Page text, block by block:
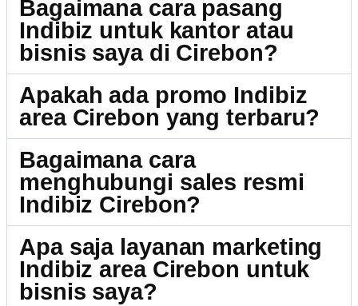
Bagaimana cara pasang
Indibiz untuk kantor atau
bisnis saya di Cirebon?
Apakah ada promo Indibiz
area Cirebon yang terbaru?
Bagaimana cara
menghubungi sales resmi
Indibiz Cirebon?
Apa saja layanan marketing
Indibiz area Cirebon untuk
bisnis saya?